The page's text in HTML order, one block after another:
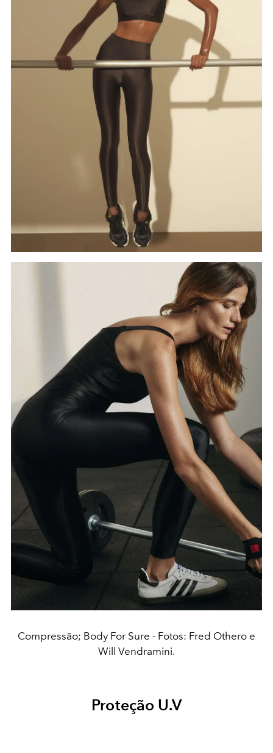
Compressão; Body For Sure - Fotos: Fred Othero e
Will Vendramini.
Proteção U.V